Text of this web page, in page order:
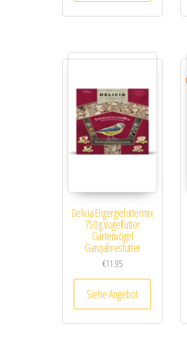
Delicia Engergiefuttermix
750 g Vogelfutter
Gartenvögel
Ganzjahresfutter
€11.95
Siehe Angebot